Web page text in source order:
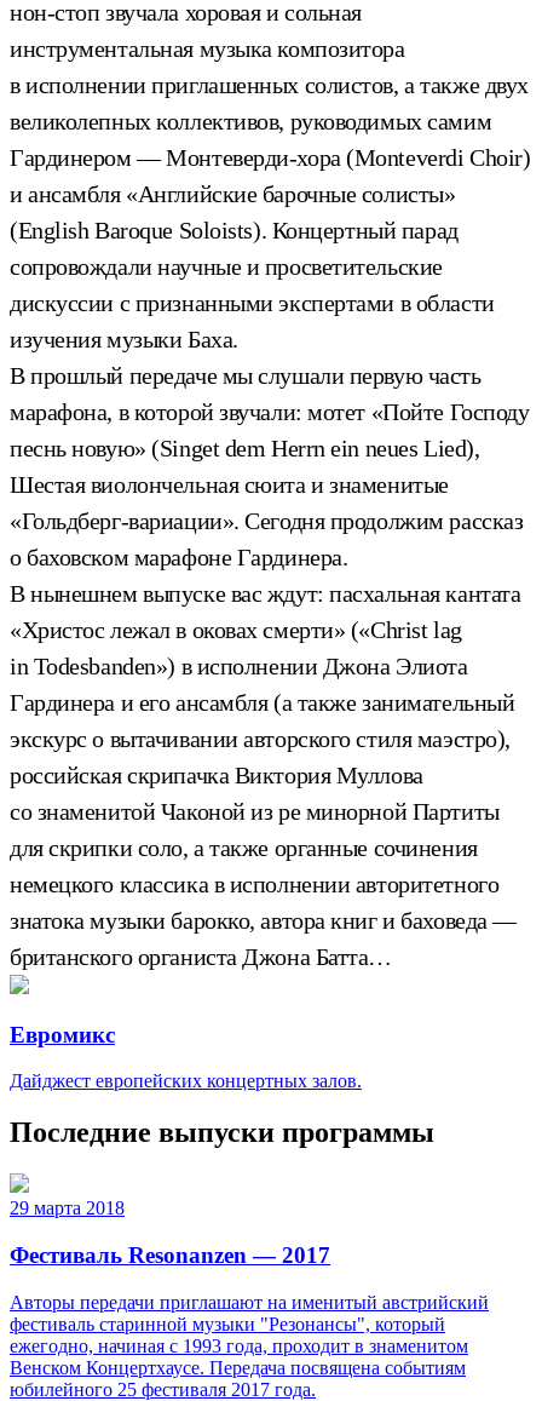
нон-стоп звучала хоровая и сольная
инструментальная музыка композитора
в исполнении приглашенных солистов, а также двух
великолепных коллективов, руководимых самим
Гардинером — Монтеверди-хора (Monteverdi Choir)
и ансамбля «Английские барочные солисты»
(English Baroque Soloists). Концертный парад
сопровождали научные и просветительские
дискуссии с признанными экспертами в области
изучения музыки Баха.
В прошлый передаче мы слушали первую часть
марафона, в которой звучали: мотет «Пойте Господу
песнь новую» (Singet dem Herrn ein neues Lied),
Шестая виолончельная сюита и знаменитые
«Гольдберг-вариации». Сегодня продолжим рассказ
о баховском марафоне Гардинера.
В нынешнем выпуске вас ждут: пасхальная кантата
«Христос лежал в оковах смерти» («Christ lag
in Todesbanden») в исполнении Джона Элиота
Гардинера и его ансамбля (а также занимательный
экскурс о вытачивании авторского стиля маэстро),
российская скрипачка Виктория Муллова
со знаменитой Чаконой из ре минорной Партиты
для скрипки соло, а также органные сочинения
немецкого классика в исполнении авторитетного
знатока музыки барокко, автора книг и баховеда —
британского органиста Джона Батта…
Евромикс
Дайджест европейских концертных залов.
Последние выпуски программы
29 марта 2018
Фестиваль Resonanzen — 2017
Авторы передачи приглашают на именитый австрийский
фестиваль старинной музыки "Резонансы", который
ежегодно, начиная с 1993 года, проходит в знаменитом
Венском Концертхаусе. Передача посвящена событиям
юбилейного 25 фестиваля 2017 года.